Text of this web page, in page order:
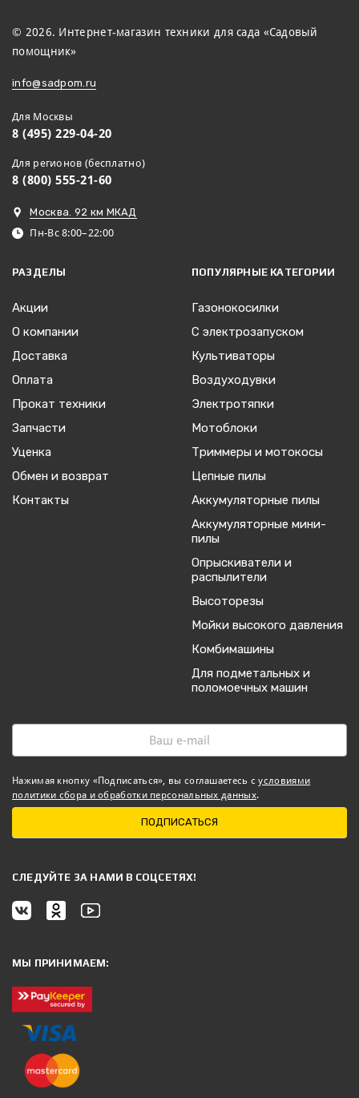
© 2026. Интернет-магазин техники для сада «Садовый
помощник»
info@sadpom.ru
Для Москвы
8 (495) 229-04-20
Для регионов (бесплатно)
8 (800) 555-21-60
Москва. 92 км МКАД
Пн-Вс 8:00–22:00
РАЗДЕЛЫ
Акции
О компании
Доставка
Оплата
Прокат техники
Запчасти
Уценка
Обмен и возврат
Контакты
ПОПУЛЯРНЫЕ КАТЕГОРИИ
Газонокосилки
С электрозапуском
Культиваторы
Воздуходувки
Электротяпки
Мотоблоки
Триммеры и мотокосы
Цепные пилы
Аккумуляторные пилы
Аккумуляторные мини-
пилы
Опрыскиватели и
распылители
Высоторезы
Мойки высокого давления
Комбимашины
Для подметальных и
поломоечных машин
Нажимая кнопку «Подписаться», вы соглашаетесь сусловиями
политики сбора и обработки персональных данных.
ПОДПИСАТЬСЯ
CЛЕДУЙТЕ ЗА НАМИ В СОЦСЕТЯХ!
МЫ ПРИНИМАЕМ: